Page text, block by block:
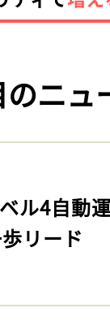
ニュ
ベル4自動
リード